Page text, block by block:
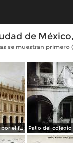
de México,
se muestran primero
Palacio Municipal por el fotografo Hugo Brehme..